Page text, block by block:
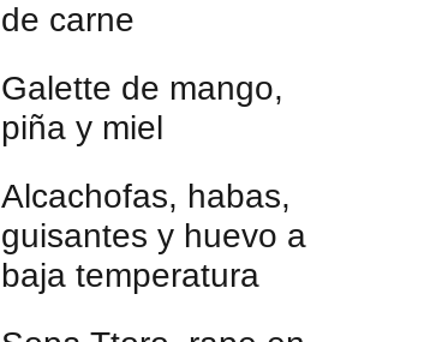
de carne
Galette de mango,
piña y miel
Alcachofas, habas,
guisantes y huevo a
baja temperatura